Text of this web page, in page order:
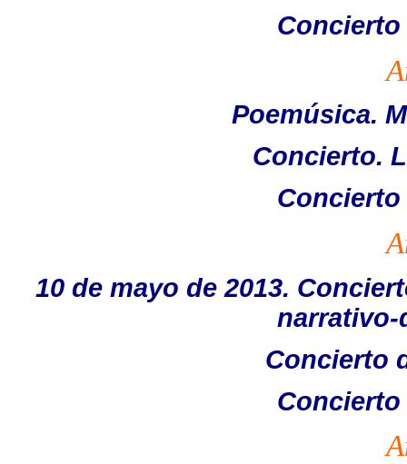
Concierto
Poemúsica.
Concierto.
Concierto
10 de mayo de 2013.
narrativo-
Concierto
Concierto